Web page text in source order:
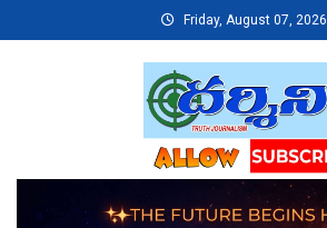
to
Friday, August 07, 2026